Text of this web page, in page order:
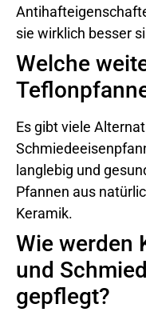
sie wirklich besser
Welche
Es gibt viele
langlebig und
Pfannen aus
Keramik.
Wie werden
und
gepflegt?